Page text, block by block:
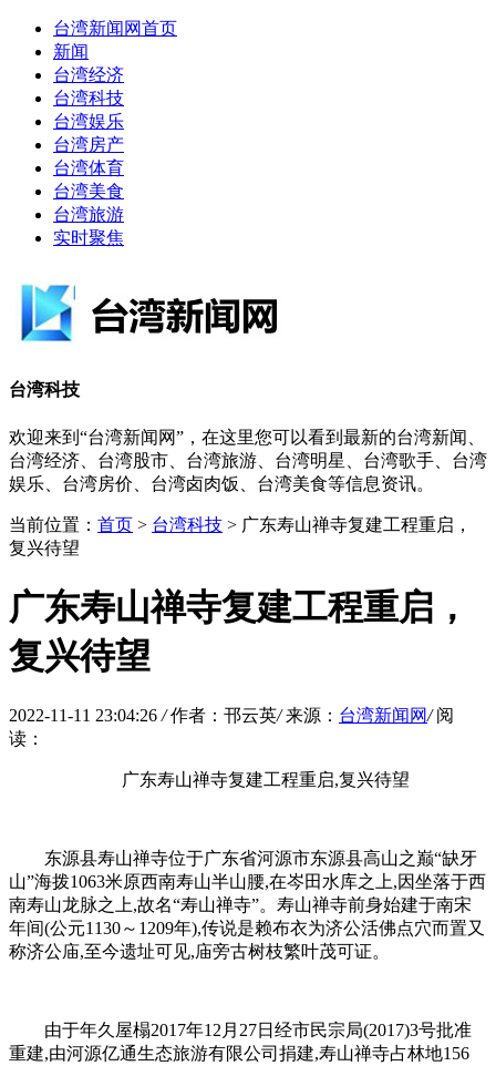
台湾新闻网首页
新闻
台湾经济
台湾科技
台湾娱乐
台湾房产
台湾体育
台湾美食
台湾旅游
实时聚焦
台湾科技
欢迎来到“台湾新闻网”，在这里您可以看到最新的台湾新闻、
台湾经济、台湾股市、台湾旅游、台湾明星、台湾歌手、台湾
娱乐、台湾房价、台湾卤肉饭、台湾美食等信息资讯。
当前位置： 首页 > 台湾科技 > 广东寿山禅寺复建工程重启，
复兴待望
广东寿山禅寺复建工程重启，
复兴待望
2022-11-11 23:04:26/ 作者：邗云英/ 来源： 台湾新闻网/ 阅
读：
广东寿山禅寺复建工程重启,复兴待望
东源县寿山禅寺位于广东省河源市东源县高山之巅“缺牙
山”海拨1063米原西南寿山半山腰,在岑田水库之上,因坐落于西
南寿山龙脉之上,故名“寿山禅寺”。寿山禅寺前身始建于南宋
年间(公元1130～1209年),传说是赖布衣为济公活佛点穴而置又
称济公庙,至今遗址可见,庙旁古树枝繁叶茂可证。
由于年久屋榻2017年12月27日经市民宗局(2017)3号批准
重建,由河源亿通生态旅游有限公司捐建,寿山禅寺占林地156